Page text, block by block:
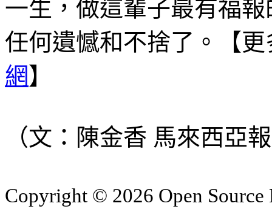
一生，做這輩子最有福
任何遺憾和不捨了。【
網 】
（文：陳金香 馬來西亞
Copyright © 2026 Open